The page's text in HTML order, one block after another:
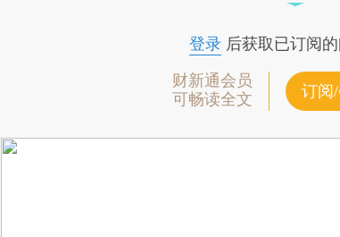
登录后获取已订阅的
财新通会员
可畅读全文
订阅